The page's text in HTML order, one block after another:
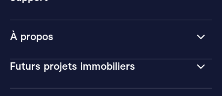
À propos
Futurs projets immobiliers